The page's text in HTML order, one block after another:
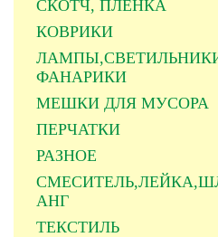
СКОТЧ, ПЛЕНКА
КОВРИКИ
ФАНАРИКИ
МЕШКИ ДЛЯ МУСОРА
ПЕРЧАТКИ
РАЗНОЕ
АНГ
ТЕКСТИЛЬ